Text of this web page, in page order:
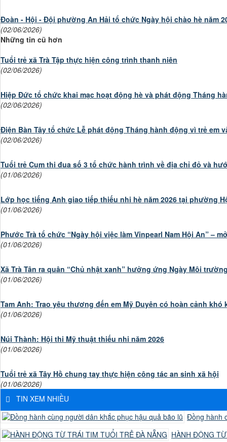
Đoàn - Hội - Đội phường An Hải tổ chức Ngày hội chào hè năm
(02/06/2026)
Những tin cũ hơn
Tuổi trẻ xã Trà Tập thực hiện công trình thanh niên
(02/06/2026)
Hiệp Đức tổ chức khai mạc hoạt động hè và phát động Tháng
(02/06/2026)
Điện Bàn Tây tổ chức Lễ phát động Tháng hành động vì trẻ em
(02/06/2026)
Tuổi trẻ Cụm thi đua số 3 tổ chức hành trình về địa chỉ đỏ và
(01/06/2026)
Lớp học tiếng Anh giao tiếp thiếu nhi hè năm 2026 tại phường
(01/06/2026)
Phước Trà tổ chức “Ngày hội việc làm Vinpearl Nam Hội An” –
(01/06/2026)
Xã Trà Tân ra quân “Chủ nhật xanh” hưởng ứng Ngày Môi
(01/06/2026)
Tam Anh: Trao yêu thương đến em Mỹ Duyên có hoàn cảnh khó
(01/06/2026)
Núi Thành: Hội thi Mỹ thuật thiếu nhi năm 2026
(01/06/2026)
Tuổi trẻ xã Tây Hồ chung tay thực hiện công tác an sinh xã hội
(01/06/2026)
TIN XEM NHIỀU
Đồng hành
HÀNH ĐỘNG